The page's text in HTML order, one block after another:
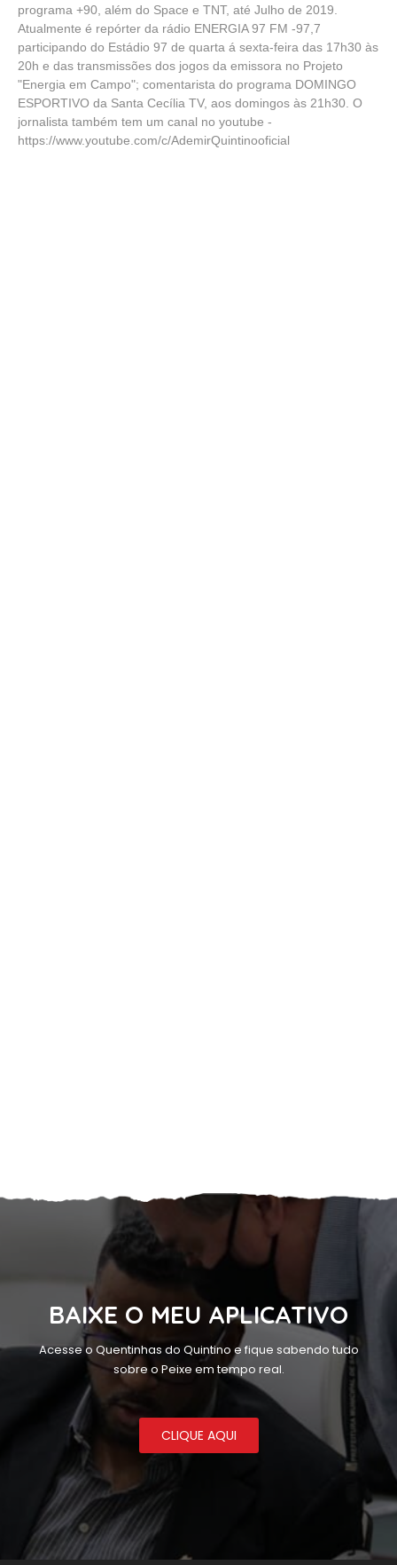
programa +90, além do Space e TNT, até Julho de 2019.
Atualmente é repórter da rádio ENERGIA 97 FM -97,7
participando do Estádio 97 de quarta á sexta-feira das 17h30 às
20h e das transmissões dos jogos da emissora no Projeto
"Energia em Campo"; comentarista do programa DOMINGO
ESPORTIVO da Santa Cecília TV, aos domingos às 21h30. O
jornalista também tem um canal no youtube -
https://www.youtube.com/c/AdemirQuintinooficial
BAIXE O MEU APLICATIVO
Acesse o Quentinhas do Quintino e fique sabendo tudo
sobre o Peixe em tempo real.
CLIQUE AQUI